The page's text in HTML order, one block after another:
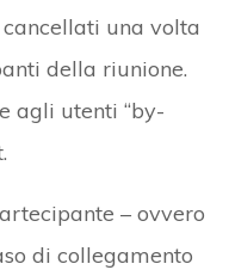
cancellati una volta
della riunione.
agli utenti “by-
– ovvero
di collegamento